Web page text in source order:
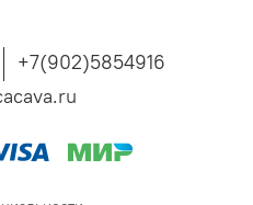
+7(902)5854916